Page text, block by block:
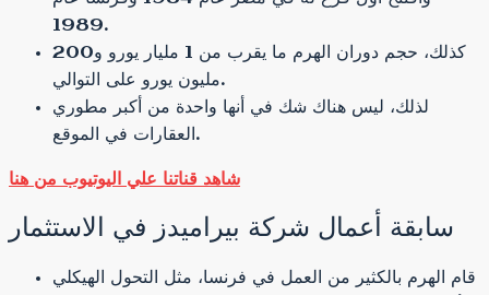
1989.
كذلك، حجم دوران الهرم ما يقرب من 1 مليار يورو و200
مليون يورو على التوالي.
لذلك، ليس هناك شك في أنها واحدة من أكبر مطوري
العقارات في الموقع.
شاهد قناتنا علي اليوتيوب من هنا
سابقة أعمال شركة بيراميدز في الاستثمار
قام الهرم بالكثير من العمل في فرنسا، مثل التحول الهيكلي